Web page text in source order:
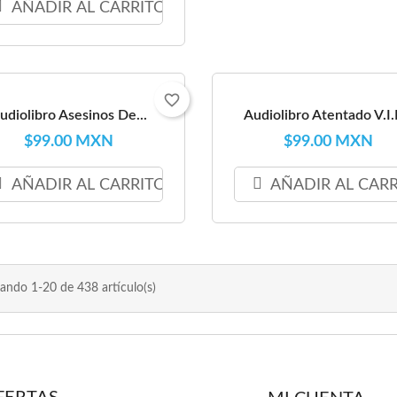
AÑADIR AL CARRITO
Asesinos De...
$99.00 MXN
AÑADIR AL CARRITO
favorite_border
Audiolibro Atentado
$99.00 MXN
AÑADIR AL
1-20 de 438 artículo(s)